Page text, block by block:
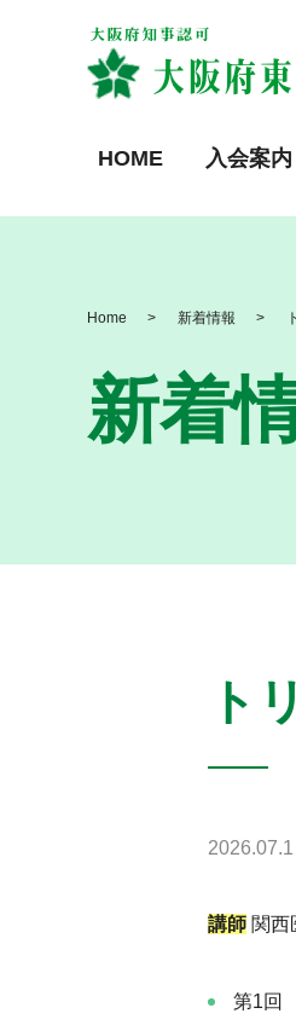
HOME 入会案内
新着
Home 新着情報
ト
投
日
2026.07.1
カ
ゴ
ー
講師 関西
第1回